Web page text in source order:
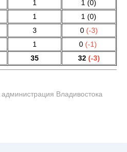
1
1 (0)
1
1 (0)
3 0 (-3)
1 0 (-1)
35 32 (-3)
Владивостока